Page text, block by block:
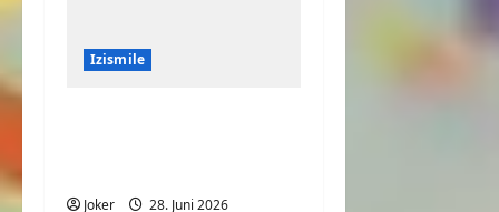
Izismile
Joker 28. Juni 2026